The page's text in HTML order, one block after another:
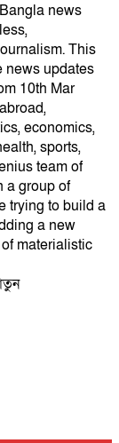
news
This
news updates
10th Mar
economics,
sports,
team of
a group of
trying to build a
a new
materialistic